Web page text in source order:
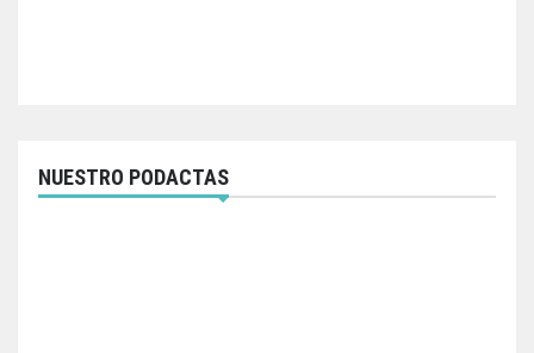
NUESTRO PODACTAS